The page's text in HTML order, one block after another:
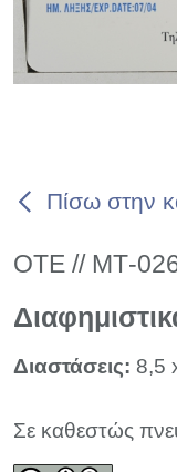
Πίσω στην
ΟΤΕ // ΜΤ-
Διαστάσεις: 8,5
Σε καθεστώς